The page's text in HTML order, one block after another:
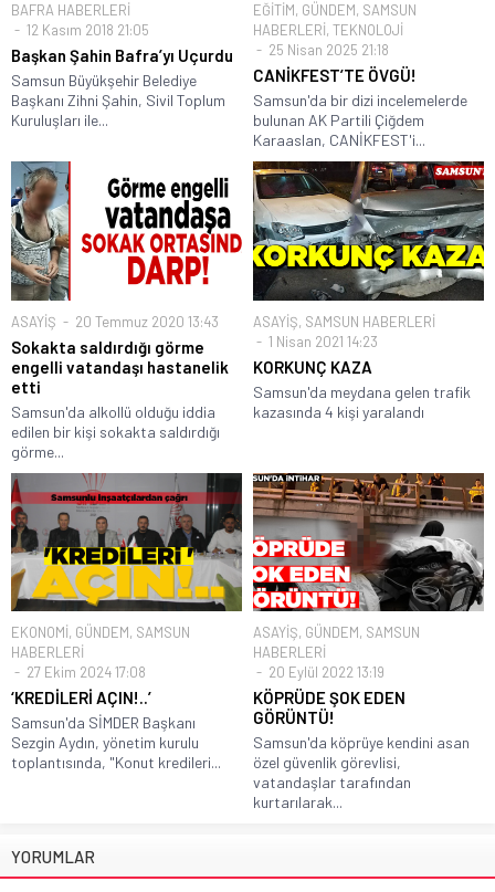
BAFRA HABERLERİ
12 Kasım 2018 21:05
Başkan Şahin Bafra’yı Uçurdu
Samsun Büyükşehir Belediye
Başkanı Zihni Şahin, Sivil Toplum
Kuruluşları ile...
EĞİTİM, GÜNDEM, SAMSUN
HABERLERİ, TEKNOLOJİ
25 Nisan 2025 21:18
CANİKFEST’TE ÖVGÜ!
Samsun'da bir dizi incelemelerde
bulunan AK Partili Çiğdem
Karaaslan, CANİKFEST'i...
ASAYİŞ 20 Temmuz 2020 13:43
Sokakta saldırdığı görme
engelli vatandaşı hastanelik
etti
Samsun'da alkollü olduğu iddia
edilen bir kişi sokakta saldırdığı
görme...
ASAYİŞ, SAMSUN HABERLERİ
1 Nisan 2021 14:23
KORKUNÇ KAZA
Samsun'da meydana gelen trafik
kazasında 4 kişi yaralandı
EKONOMİ, GÜNDEM, SAMSUN
HABERLERİ
27 Ekim 2024 17:08
‘KREDİLERİ AÇIN!..’
Samsun'da SİMDER Başkanı
Sezgin Aydın, yönetim kurulu
toplantısında, "Konut kredileri...
ASAYİŞ, GÜNDEM, SAMSUN
HABERLERİ
20 Eylül 2022 13:19
KÖPRÜDE ŞOK EDEN
GÖRÜNTÜ!
Samsun'da köprüye kendini asan
özel güvenlik görevlisi,
vatandaşlar tarafından
kurtarılarak...
YORUMLAR